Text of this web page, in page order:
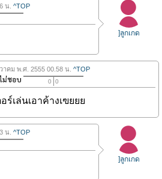
]ลูกเกด
น. ^TOP
าคม พ.ศ. 2555 00.58 น. ^TOP
0 0
ร์เล่นเอาค้างเฃยยย
]ลูกเกด
น. ^TOP